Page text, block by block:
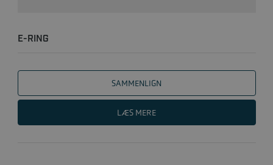
E-RING
SAMMENLIGN
LÆS MERE